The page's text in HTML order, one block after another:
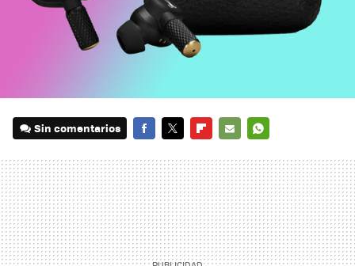
Sin comentarios
MAIL